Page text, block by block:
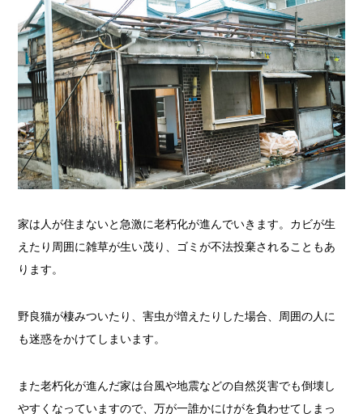
家は人が住まないと急激に老朽化が進んでいきます。カビが生
えたり周囲に雑草が生い茂り、ゴミが不法投棄されることもあ
ります。
野良猫が棲みついたり、害虫が増えたりした場合、周囲の人に
も迷惑をかけてしまいます。
また老朽化が進んだ家は台風や地震などの自然災害でも倒壊し
やすくなっていますので、万が一誰かにけがを負わせてしまっ